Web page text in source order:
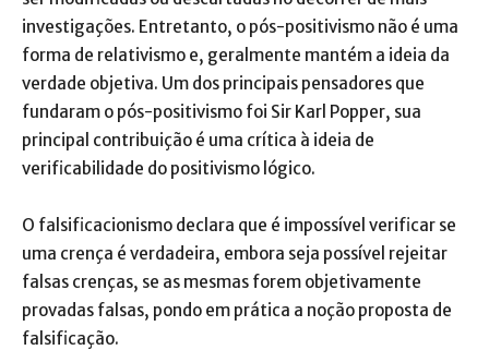
investigações. Entretanto, o pós-positivismo não é uma
forma de relativismo e, geralmente mantém a ideia da
verdade objetiva. Um dos principais pensadores que
fundaram o pós-positivismo foi Sir Karl Popper, sua
principal contribuição é uma crítica à ideia de
verificabilidade do positivismo lógico.
O falsificacionismo declara que é impossível verificar se
uma crença é verdadeira, embora seja possível rejeitar
falsas crenças, se as mesmas forem objetivamente
provadas falsas, pondo em prática a noção proposta de
falsificação.